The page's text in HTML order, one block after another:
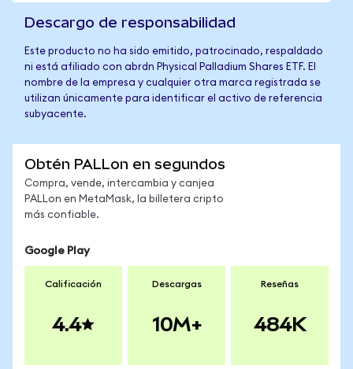
Descargo de responsabilidad
Este producto no ha sido emitido, patrocinado, respaldado
ni está afiliado con abrdn Physical Palladium Shares ETF. El
nombre de la empresa y cualquier otra marca registrada se
utilizan únicamente para identificar el activo de referencia
subyacente.
Obtén PALLon en segundos
Compra, vende, intercambia y canjea
PALLon en MetaMask, la billetera cripto
más confiable.
Google Play
Calificación
4.4
Descargas
10M+
Reseñas
484K